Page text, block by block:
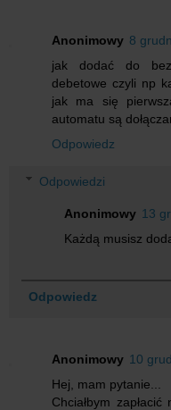
Anonimowy 8
jak dodać do
debetowe czyli np
jak ma się
automatu są
Odpowiedz
Odpowiedzi
Anonimowy 13
Każdą musisz
Odpowiedz
Anonimowy 10
Hej, mam pytanie...
Chciałbym